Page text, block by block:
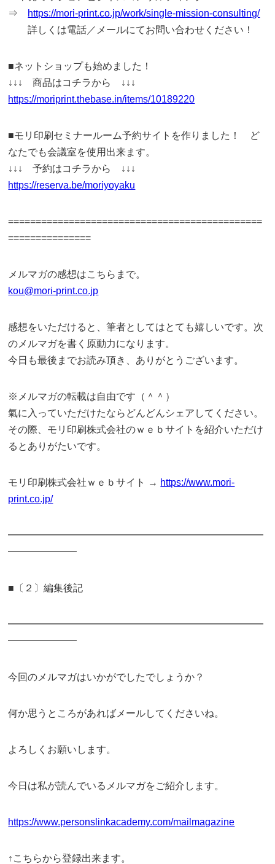
⇒ https://mori-print.co.jp/work/single-mission-consulting/
詳しくは電話／メールにてお問い合わせください！
■ネットショップも始めました！
↓↓↓ 商品はコチラから ↓↓↓
https://moriprint.thebase.in/items/10189220
■モリ印刷セミナールーム予約サイトを作りました！ ど
なたでも会議室を使用出来ます。
↓↓↓ 予約はコチラから ↓↓↓
https://reserva.be/moriyoyaku
==============================================
===============
メルマガの感想はこちらまで。
kou@mori-print.co.jp
感想をいただけると、筆者としてはとても嬉しいです。次
のメルマガを書く原動力になります。
今日も最後までお読み頂き、ありがとうございます。
※メルマガの転載は自由です（＾＾）
氣に入っていただけたならどんどんシェアしてください。
その際、モリ印刷株式会社のｗｅｂサイトを紹介いただけ
るとありがたいです。
モリ印刷株式会社ｗｅｂサイト → https://www.mori-
print.co.jp/
━━━━━━━━━━━━━━━━━━━━━━━━━━
━━━━━━━
■〔２〕編集後記
━━━━━━━━━━━━━━━━━━━━━━━━━━
━━━━━━━
今回のメルマガはいかがでしたでしょうか？
何か思うところがあればメールしてくださいね。
よろしくお願いします。
今日は私が読んでいるメルマガをご紹介します。
https://www.personslinkacademy.com/mailmagazine
↑こちらから登録出来ます。